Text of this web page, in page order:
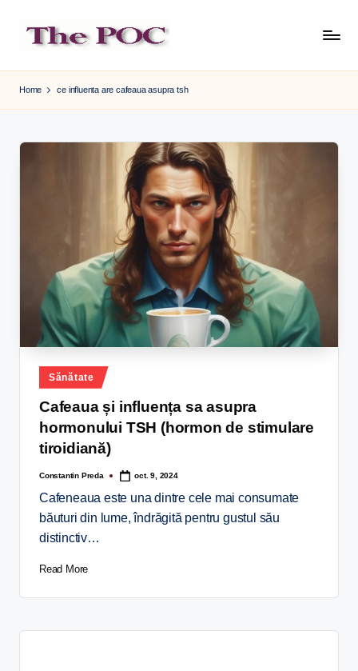
content
Home ce influenta are cafeaua asupra tsh
Sănătate
Cafeaua și influența sa asupra
hormonului TSH (hormon de stimulare
tiroidiană)
Constantin Preda oct. 9, 2024
Cafeneaua este una dintre cele mai consumate
băuturi din lume, îndrăgită pentru gustul său
distinctiv…
Read More